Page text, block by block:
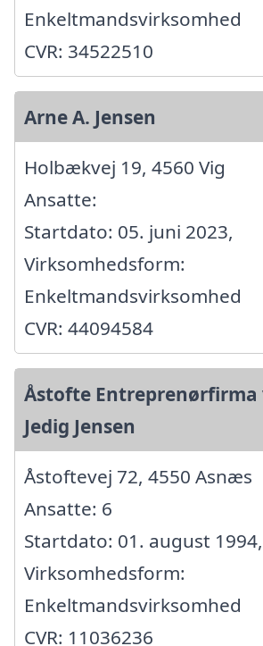
Enkeltmandsvirksomhed
CVR: 34522510
Arne A. Jensen
Holbækvej 19, 4560 Vig
Ansatte:
Startdato: 05. juni 2023,
Virksomhedsform:
Enkeltmandsvirksomhed
CVR: 44094584
Åstofte
Jedig Jensen
Åstoftevej 72, 4550 Asnæs
Ansatte: 6
Startdato: 01. august 1994,
Virksomhedsform:
Enkeltmandsvirksomhed
CVR: 11036236